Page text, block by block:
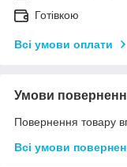
Готівкою
Всі умови оплати
Умови
Повернення товару
Всі умови